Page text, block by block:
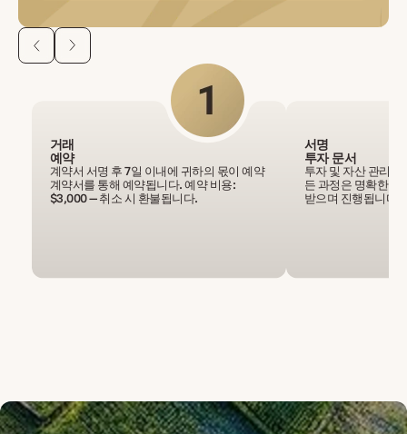
거래
예약
계약서 서명 후 7일 이내에 귀하의 몫이 예약
계약서를 통해 예약됩니다. 예약 비용:
$3,000 — 취소 시 환불됩니다.
서명
투자 문서
투자 및 자산 관리
든 과정은 명확한 조
받으며 진행됩니다.